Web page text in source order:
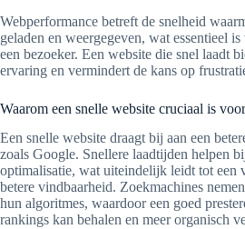
Webperformance betreft de snelheid
geladen en weergegeven, wat essentieel
een bezoeker. Een website die snel laadt
ervaring en vermindert de kans op
Waarom een snelle website cruciaal is
Een snelle website draagt bij aan een
zoals Google. Snellere laadtijden helpen
optimalisatie, wat uiteindelijk leidt tot een
betere vindbaarheid. Zoekmachines
hun algoritmes, waardoor een goed
rankings kan behalen en meer organisch